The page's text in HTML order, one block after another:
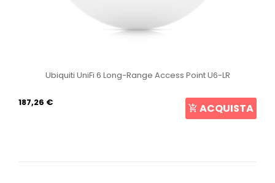
Ubiquiti UniFi 6 Long-Range Access Point U6-LR
187,26 € ACQUISTA